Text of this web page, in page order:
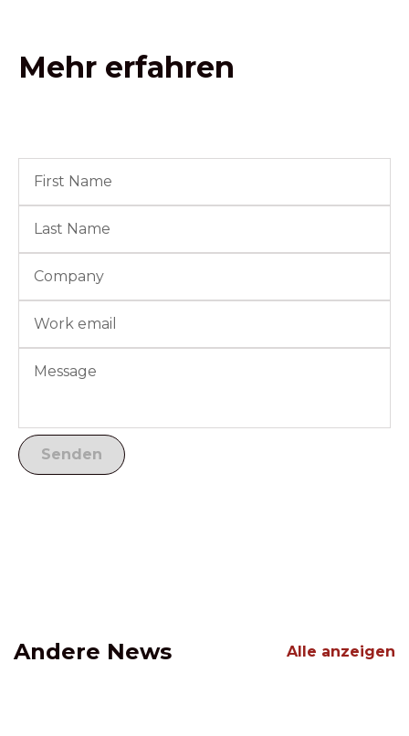
Mehr erfahren
Andere News Alle anzeigen